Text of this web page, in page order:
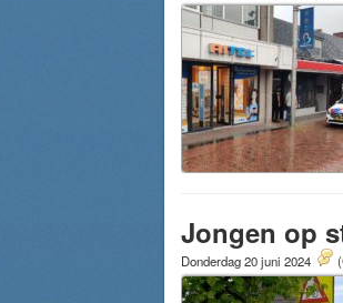
Jongen op
Donderdag 20 juni 2024